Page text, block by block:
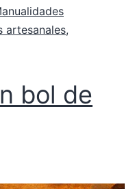
artesanales,
bol de